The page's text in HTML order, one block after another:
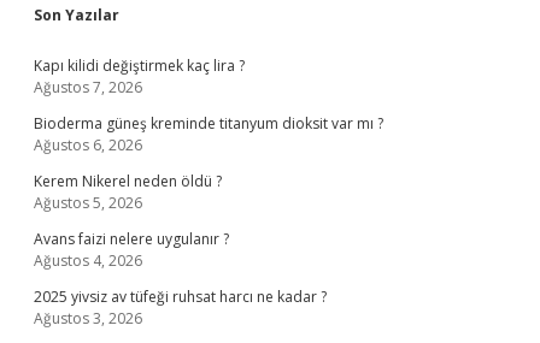
Sidebar
Son Yazılar
Kapı kilidi değiştirmek kaç lira ?
Ağustos 7, 2026
Bioderma güneş kreminde titanyum dioksit var mı ?
Ağustos 6, 2026
Kerem Nikerel neden öldü ?
Ağustos 5, 2026
Avans faizi nelere uygulanır ?
Ağustos 4, 2026
2025 yivsiz av tüfeği ruhsat harcı ne kadar ?
Ağustos 3, 2026